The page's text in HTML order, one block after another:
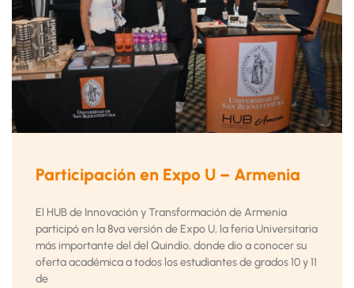
Participación en Expo U – Armenia
El HUB de Innovación y Transformación de Armenia
participó en la 8va versión de Expo U, la feria Universitaria
más importante del del Quindío, donde dio a conocer su
oferta académica a todos los estudiantes de grados 10 y 11
de